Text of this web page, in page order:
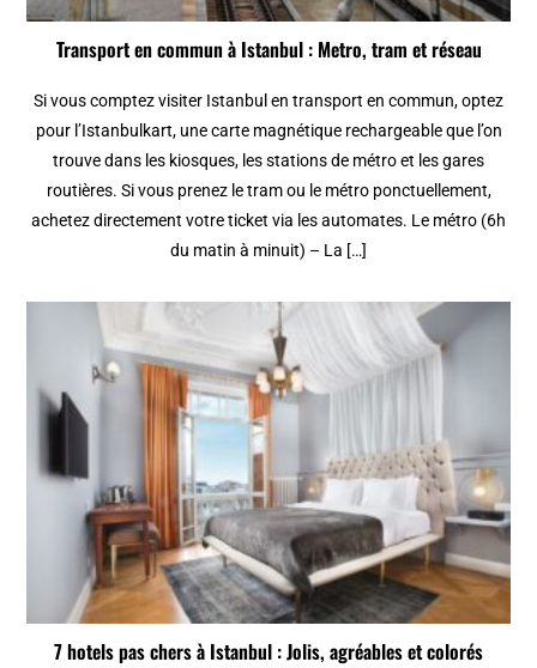
Transport en commun à Istanbul : Metro, tram et réseau
Si vous comptez visiter Istanbul en transport en commun, optez
pour l’Istanbulkart, une carte magnétique rechargeable que l’on
trouve dans les kiosques, les stations de métro et les gares
routières. Si vous prenez le tram ou le métro ponctuellement,
achetez directement votre ticket via les automates. Le métro (6h
du matin à minuit) – La […]
7 hotels pas chers à Istanbul : Jolis, agréables et colorés